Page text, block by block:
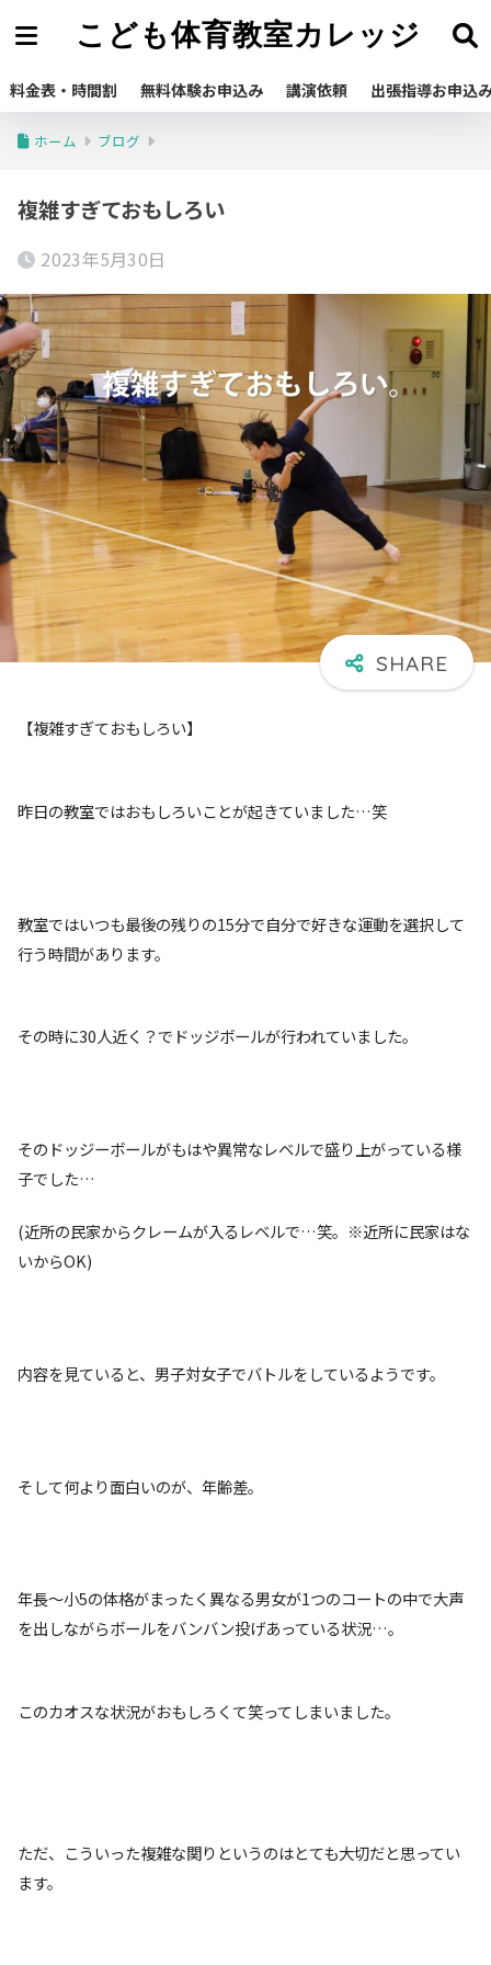
こども体育教室カレッジ
料金表・時間割 無料体験お申込み 講演依頼 出張指導お申込
ホーム ブログ
複雑すぎておもしろい
2023年5月30日
【複雑すぎておもしろい】
昨日の教室ではおもしろいことが起きていました…笑
教室ではいつも最後の残りの15分で自分で好きな運動を選択して
行う時間があります。
その時に30人近く？でドッジボールが行われていました。
そのドッジーボールがもはや異常なレベルで盛り上がっている様
子でした…
(近所の民家からクレームが入るレベルで…笑。※近所に民家はな
いからOK)
内容を見ていると、男子対女子でバトルをしているようです。
そして何より面白いのが、年齢差。
年長～小5の体格がまったく異なる男女が1つのコートの中で大声
を出しながらボールをバンバン投げあっている状況…。
このカオスな状況がおもしろくて笑ってしまいました。
ただ、こういった複雑な関りというのはとても大切だと思ってい
ます。